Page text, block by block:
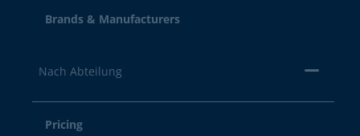
Brands & Manufacturers
Nach Abteilung
Pricing